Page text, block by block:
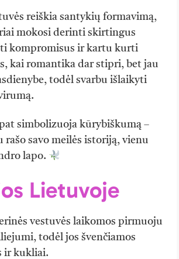
reiškia santykių formavimą,
mokosi derinti skirtingus
kompromisus ir kartu kurti
kai romantika dar stipri, bet jau
todėl svarbu išlaikyti
simbolizuoja kūrybiškumą –
rašo savo meilės istoriją, vienu
lapo.
Lietuvoje
vestuvės laikomos pirmuoju
todėl jos švenčiamos
ir kukliai.